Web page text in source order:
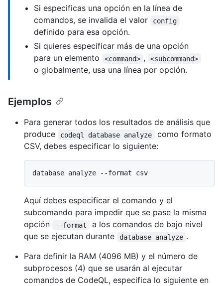
Si especificas una opción en la línea de
comandos, se invalida el valor
config
definido para esa opción.
Si quieres especificar más de una opción
para un elemento
<command> , <subcommand>
o globalmente, usa una línea por opción.
Ejemplos
Para generar todos los resultados de análisis que
produce
codeql database analyze
como formato
CSV, debes especificar lo siguiente:
Aquí debes especificar el comando y el
subcomando para impedir que se pase la misma
opción
--format
a los comandos de bajo nivel
que se ejecutan durante
database analyze .
Para definir la RAM (4096 MB) y el número de
subprocesos (4) que se usarán al ejecutar
comandos de CodeQL, especifica lo siguiente en